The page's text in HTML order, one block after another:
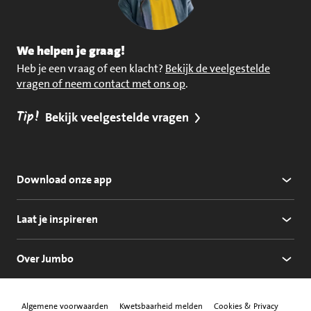
We helpen je graag!
Heb je een vraag of een klacht? Bekijk de veelgestelde
vragen of neem contact met ons op.
Tip! Bekijk veelgestelde vragen
Download onze app
Laat je inspireren
Over Jumbo
Algemene voorwaarden Kwetsbaarheid melden
Cookies & Privacy